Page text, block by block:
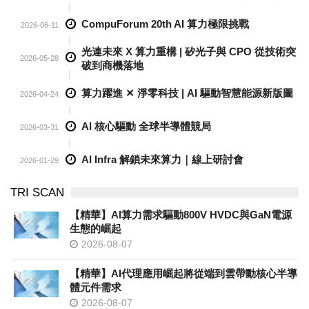
2026-06-11 CompuForum 20th AI 算力極限挑戰
2026-05-28
光連未來 X 算力重構 | 矽光子與 CPO 從技術突
破到商機落地
2026-04-24 算力躍進 ✕ 淨零科技 | AI 驅動智慧能源新版圖
2026-03-31 AI 核心驅動 全球半導體競局
2026-01-29 AI Infra 解鎖未來算力｜線上研討會
TRI SCAN
【精華】AI算力需求驅動800V HVDC與GaN電源
生態的崛起
2026-08-07
【精華】AI代理應用崛起將從端到雲帶動核心半導
體元件需求
2026-08-07